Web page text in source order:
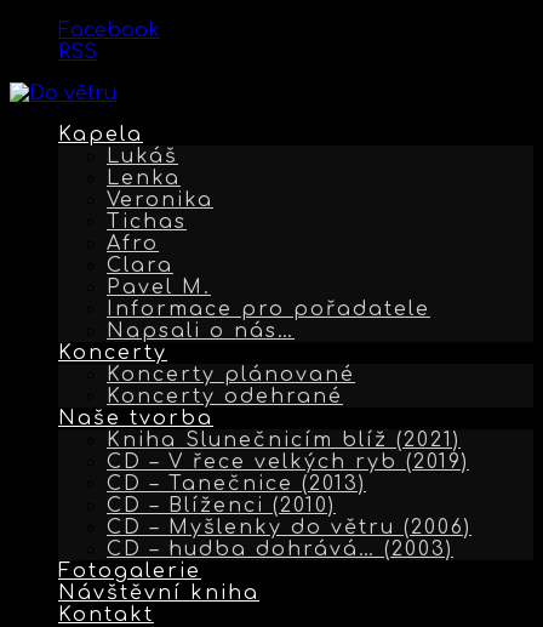
Facebook
RSS
Kapela
Lukáš
Lenka
Veronika
Tichas
Afro
Clara
Pavel M.
Informace pro pořadatele
Napsali o nás…
Koncerty
Koncerty plánované
Koncerty odehrané
Naše tvorba
Kniha Slunečnicím blíž (2021)
CD – V řece velkých ryb (2019)
CD – Tanečnice (2013)
CD – Blíženci (2010)
CD – Myšlenky do větru (2006)
CD – hudba dohrává… (2003)
Fotogalerie
Návštěvní kniha
Kontakt